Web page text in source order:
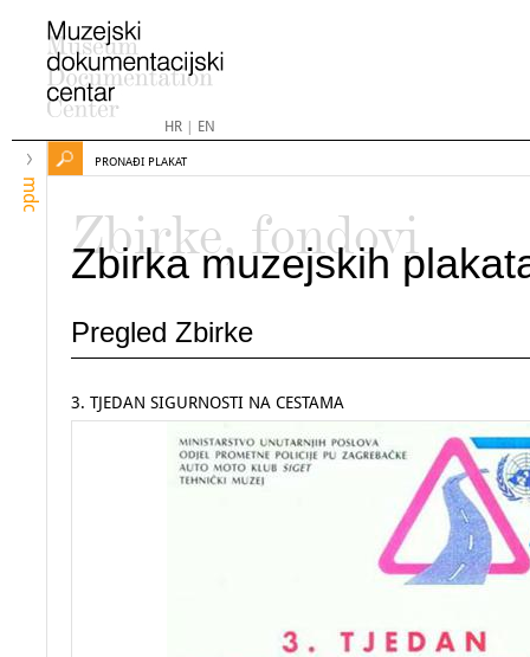
HR| EN
mdc
PRONAĐI PLAKAT
Zbirke, fondovi
Zbirka muzejskih
Pregled Zbirke
3. TJEDAN SIGURNOSTI NA CESTAMA